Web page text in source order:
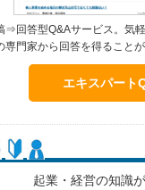
⇒回答型Q&Aサービス。気
専門家から回答を得ることが
エキスパート
起業・経営の知識